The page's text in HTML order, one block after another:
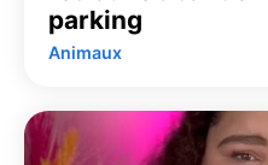
parking
Animaux